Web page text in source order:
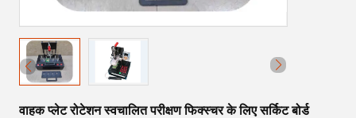
वाहक प्लेट रोटेशन स्वचालित परीक्षण फिक्स्चर के लिए सर्किट बोर्ड